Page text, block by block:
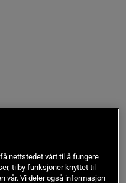
nettstedet vårt til å fungere
tilby funksjoner knyttet til
vår. Vi deler også informasjon